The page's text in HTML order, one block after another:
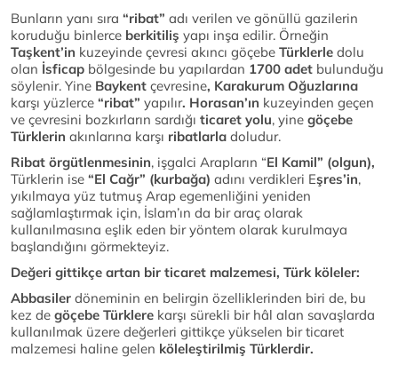
Bunların yanı sıra “ribat” adı verilen ve gönüllü gazilerin
koruduğu binlerce berkitiliş yapı inşa edilir. Örneğin
Taşkent’in kuzeyinde çevresi akıncı göçebe Türklerle dolu
olan İsficap bölgesinde bu yapılardan 1700 adet bulunduğu
söylenir. Yine Baykent çevresine, Karakurum Oğuzlarına
karşı yüzlerce “ribat” yapılır. Horasan’ın kuzeyinden geçen
ve çevresini bozkırların sardığı ticaret yolu, yine göçebe
Türklerin akınlarına karşı ribatlarla doludur.
Ribat örgütlenmesinin, işgalci Arapların “El Kamil” (olgun),
Türklerin ise “El Cağr” (kurbağa) adını verdikleri Eşres’in,
yıkılmaya yüz tutmuş Arap egemenliğini yeniden
sağlamlaştırmak için, İslam’ın da bir araç olarak
kullanılmasına eşlik eden bir yöntem olarak kurulmaya
başlandığını görmekteyiz.
Değeri gittikçe artan bir ticaret malzemesi, Türk köleler:
Abbasiler döneminin en belirgin özelliklerinden biri de, bu
kez de göçebe Türklere karşı sürekli bir hâl alan savaşlarda
kullanılmak üzere değerleri gittikçe yükselen bir ticaret
malzemesi haline gelen köleleştirilmiş Türklerdir.